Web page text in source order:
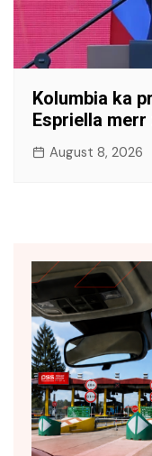
Kolumbia ka
Espriella
August 8, 2026